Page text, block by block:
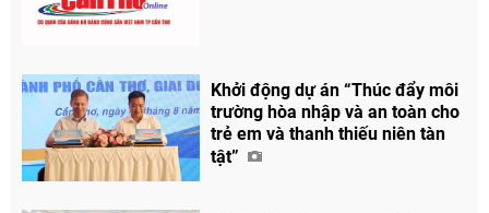
Khởi động dự án “Thúc đẩy môi
trường hòa nhập và an toàn cho
trẻ em và thanh thiếu niên tàn
tật”